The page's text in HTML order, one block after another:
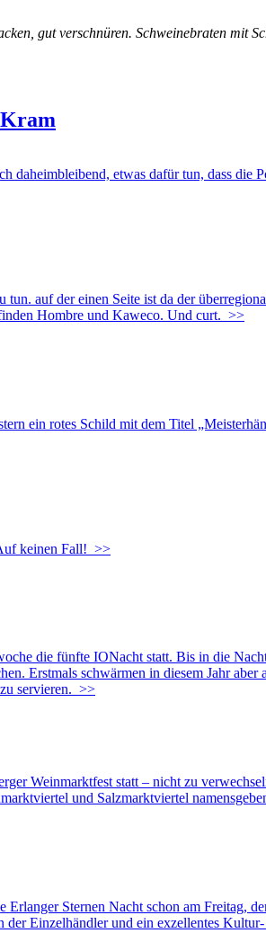
gut verschnüren. Schweinebraten mit
etwas dafür tun, dass die
auf der einen Seite ist da der
Hombre und Kaweco. Und curt. >>
ein rotes Schild mit dem Titel
keinen Fall! >>
die fünfte IONacht statt. Bis in die
Erstmals schwärmen in diesem Jahr
servieren. >>
Weinmarktfest statt – nicht zu
und Salzmarktviertel
Sternen Nacht schon am Freitag,
Einzelhändler und ein exzellentes